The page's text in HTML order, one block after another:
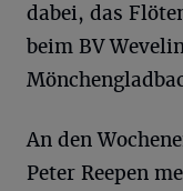
dabei, das
beim BV
An den
Peter Reepen